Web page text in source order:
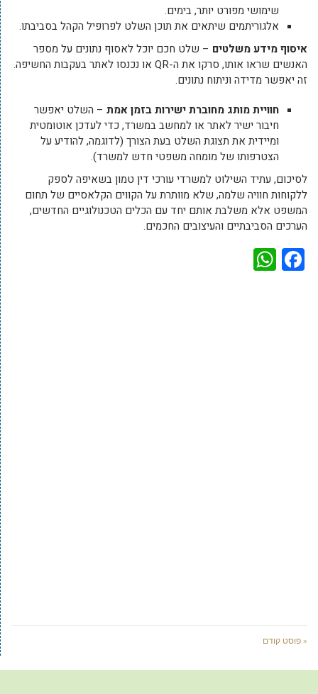
שימושי מפורט יותר, בימים.
אלגוריתמים שיתאים את תוכן השלט לפרופיל הקהל בסביבתו.
איסוף מידע משלטים – שלט חכם יוכל לאסוף נתונים על מספר
האנשים שראו אותו, סרקו את ה-QR או נכנסו לאתר בעקבות החשיפה.
זה יאפשר מדידה וניתוח נתונים.
חוויית מותג מחוברת ישירות בזמן אמת – השלט יאפשר
חיבור ישיר לאתר או למחשב במשרד, כדי לעדכן אוטומטית
ומיידית את תצוגת השלט בעת הצורך (לדוגמה, להודיע על
הצטרפותו של מומחה משפטי חדש למשרד).
לסיכום, עתיד השילוט למשרדי עורכי דין טמון בשאיפה לספק
ללקוחות חוויה שלמה, שלא מוותרת על הקווים הקלאסיים של תחום
המשפט אלא משלבת אותם יחד עם הכלים הטכנולוגיים החדשים,
הערכים הסביבתיים והעיצובים החכמים.
Facebook
« פוסט קודם